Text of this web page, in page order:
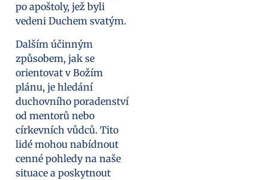
po apoštoly, jež byli
vedeni Duchem svatým.
Dalším účinným
způsobem, jak se
orientovat v Božím
plánu, je hledání
duchovního poradenství
od mentorů nebo
církevních vůdců. Tito
lidé mohou nabídnout
cenné pohledy na naše
situace a poskytnout